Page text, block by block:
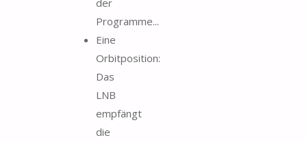
Programme...
Eine
Orbitposition:
Das
LNB
empfängt
die